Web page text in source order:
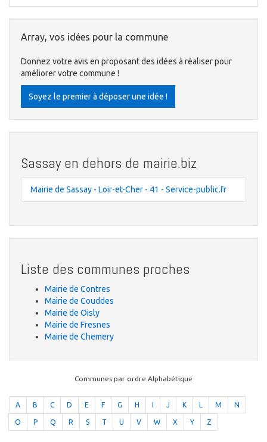
Array, vos idées pour la commune
Donnez votre avis en proposant des idées à réaliser pour
améliorer votre commune !
Soyez le premier à déposer une idée !
Sassay en dehors de mairie.biz
Mairie de Sassay - Loir-et-Cher - 41 - Service-public.fr
Liste des communes proches
Mairie de Contres
Mairie de Couddes
Mairie de Oisly
Mairie de Fresnes
Mairie de Chemery
Communes par ordre Alphabétique
A B C D E F G H J K L M N
O P Q R S T U V W X Y Z